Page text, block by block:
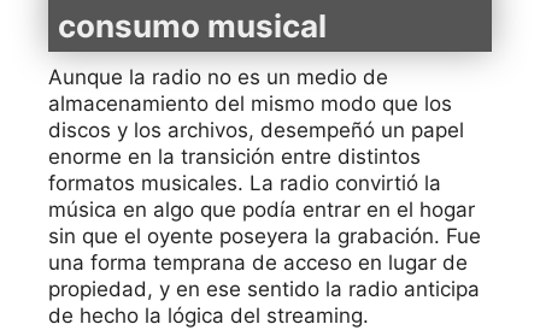
consumo musical
Aunque la radio no es un medio de
almacenamiento del mismo modo que los
discos y los archivos, desempeñó un papel
enorme en la transición entre distintos
formatos musicales. La radio convirtió la
música en algo que podía entrar en el hogar
sin que el oyente poseyera la grabación. Fue
una forma temprana de acceso en lugar de
propiedad, y en ese sentido la radio anticipa
de hecho la lógica del streaming.